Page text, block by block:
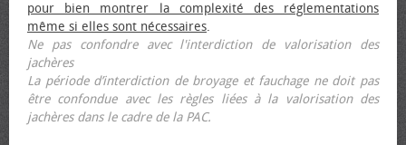
pour bien montrer la complexité des réglementations
même si elles sont nécessaires.
Ne pas confondre avec l'interdiction de valorisation des
jachères
La période d’interdiction de broyage et fauchage ne doit pas
être confondue avec les règles liées à la valorisation des
jachères dans le cadre de la PAC.